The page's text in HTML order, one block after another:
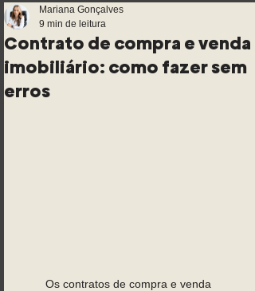
Contrato de compra e venda
imobiliário: como fazer sem
erros
Mariana Gonçalves
9 min de leitura
Os contratos de compra e venda